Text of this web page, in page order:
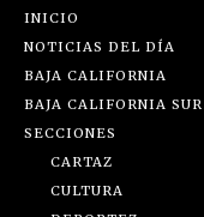
INICIO
NOTICIAS DEL DÍA
BAJA CALIFORNIA
BAJA CALIFORNIA SUR
SECCIONES
CARTAZ
CULTURA